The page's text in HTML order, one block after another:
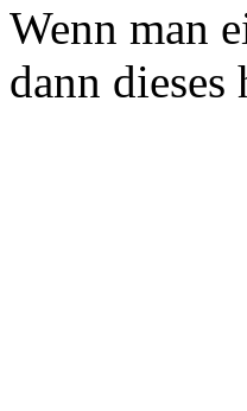
Wenn man
dann dieses